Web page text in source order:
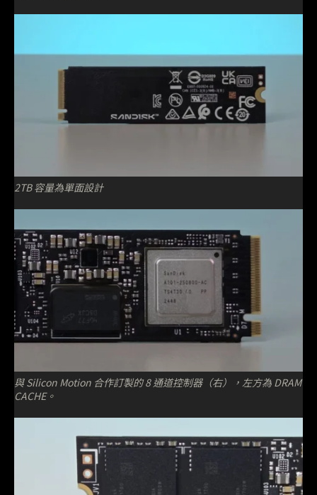
2TB 容量為單面設計
與 Silicon Motion 合作訂製的 8 通道控制器（右），左方為 DRAM
CACHE。